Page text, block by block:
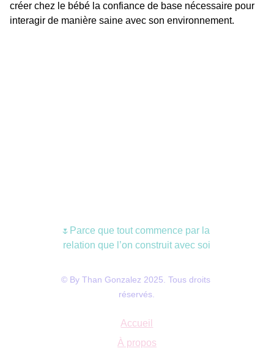
créer chez le bébé la confiance de base nécessaire pour
interagir de manière saine avec son environnement.
🌷 Parce que tout commence par la
relation que l’on construit avec soi
© By Than Gonzalez 2025. Tous droits
réservés.
Accueil
À propos